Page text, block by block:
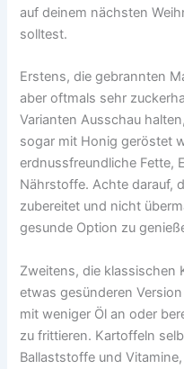
auf deinem nächsten
solltest.
Erstens, die gebrannten
aber oftmals sehr
Varianten Ausschau
sogar mit Honig geröstet
erdnussfreundliche Fette,
Nährstoffe. Achte darauf,
zubereitet und nicht
gesunde Option zu
Zweitens, die klassischen
etwas gesünderen
mit weniger Öl an oder
zu frittieren. Kartoffeln
Ballaststoffe und